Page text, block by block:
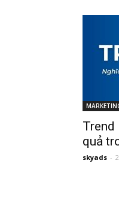
Trend
quả
skyads -